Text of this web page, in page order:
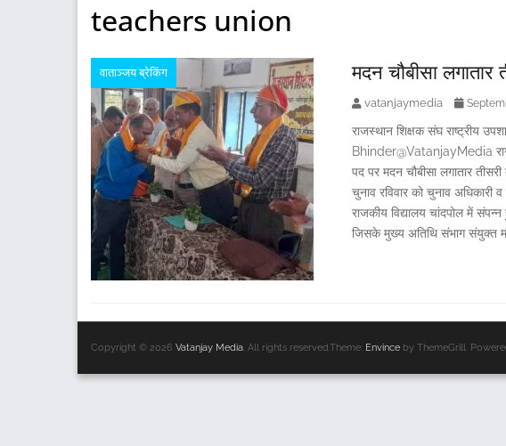
teachers union
वाताञ्जय ब्रेकिंग मदन चौबीसा लगातार
vatanjaymedia
राजस्थान शिक्षक संघ राष्ट्रीय
Bhinder@VatanjayMedia
पद पर मदन चौबीसा लगातार तीसरी
चुनाव रविवार को चुनाव अधिकारी व
राजकीय विद्यालय चांदपोल में
जिसके मुख्य अतिथि संभाग संयुक्त
Copyright © 2026 Vatanjay Media. All rights reserved.Theme: Envince by ThemeGrill.